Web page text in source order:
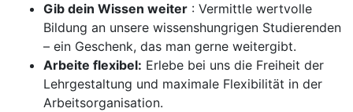
Gib dein Wissen weiter : Vermittle wertvolle
Bildung an unsere wissenshungrigen Studierenden
– ein Geschenk, das man gerne weitergibt.
Arbeite flexibel: Erlebe bei uns die Freiheit der
Lehrgestaltung und maximale Flexibilität in der
Arbeitsorganisation.